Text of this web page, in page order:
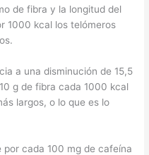
de fibra y la longitud del
1000 kcal los telómeros
a una disminución de 15,5
g de fibra cada 1000 kcal
largos, o lo que es lo
cada 100 mg de cafeína